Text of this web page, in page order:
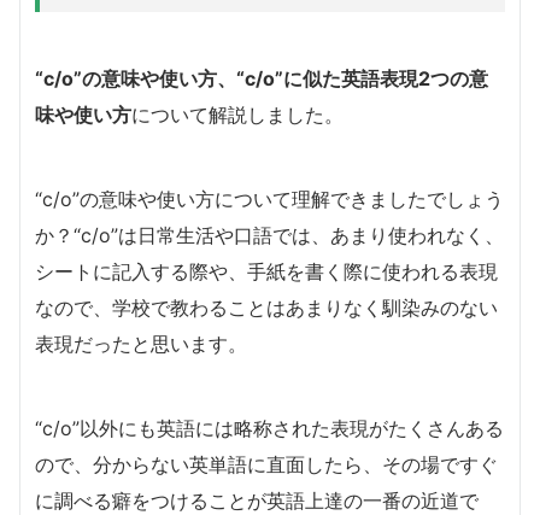
“c/o”の意味や使い方、“c/o”に似た英語表現2つの意
味や使い方について解説しました。
“c/o”の意味や使い方について理解できましたでしょう
か？“c/o”は日常生活や口語では、あまり使われなく、
シートに記入する際や、手紙を書く際に使われる表現
なので、学校で教わることはあまりなく馴染みのない
表現だったと思います。
“c/o”以外にも英語には略称された表現がたくさんある
ので、分からない英単語に直面したら、その場ですぐ
に調べる癖をつけることが英語上達の一番の近道で